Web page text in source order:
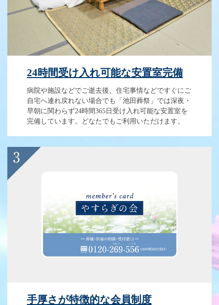
24時間受け入れ可能な安置室完備
病院や施設などでご逝去後、住宅事情などですぐにご
自宅へ連れ戻れない場合でも「池田葬祭」では深夜・
早朝に関わらず24時間365日受け入れ可能な安置室を
完備しています。どなたでもご利用いただけます。
手厚さが特徴的な会員制度